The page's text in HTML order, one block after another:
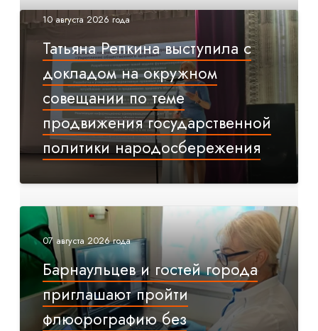
10 августа 2026 года
Татьяна Репкина выступила с
докладом на окружном
совещании по теме
продвижения государственной
политики народосбережения
07 августа 2026 года
Барнаульцев и гостей города
приглашают пройти
флюорографию без